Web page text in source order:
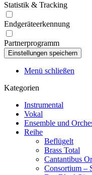
Statistik & Tracking
Endgeräteerkennung
Partnerprogramm
Menü schließen
Kategorien
Instrumental
Vokal
Ensemble und
Reihe
Beflügelt
Brass Total
Cantantibus
Consortium –